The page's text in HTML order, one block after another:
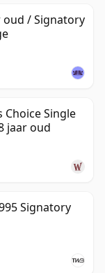
oud / Signatory
Single
jaar oud
Signatory